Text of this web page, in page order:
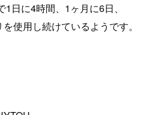
日に4時間、1ヶ月に6日、
使用し続けているようです。